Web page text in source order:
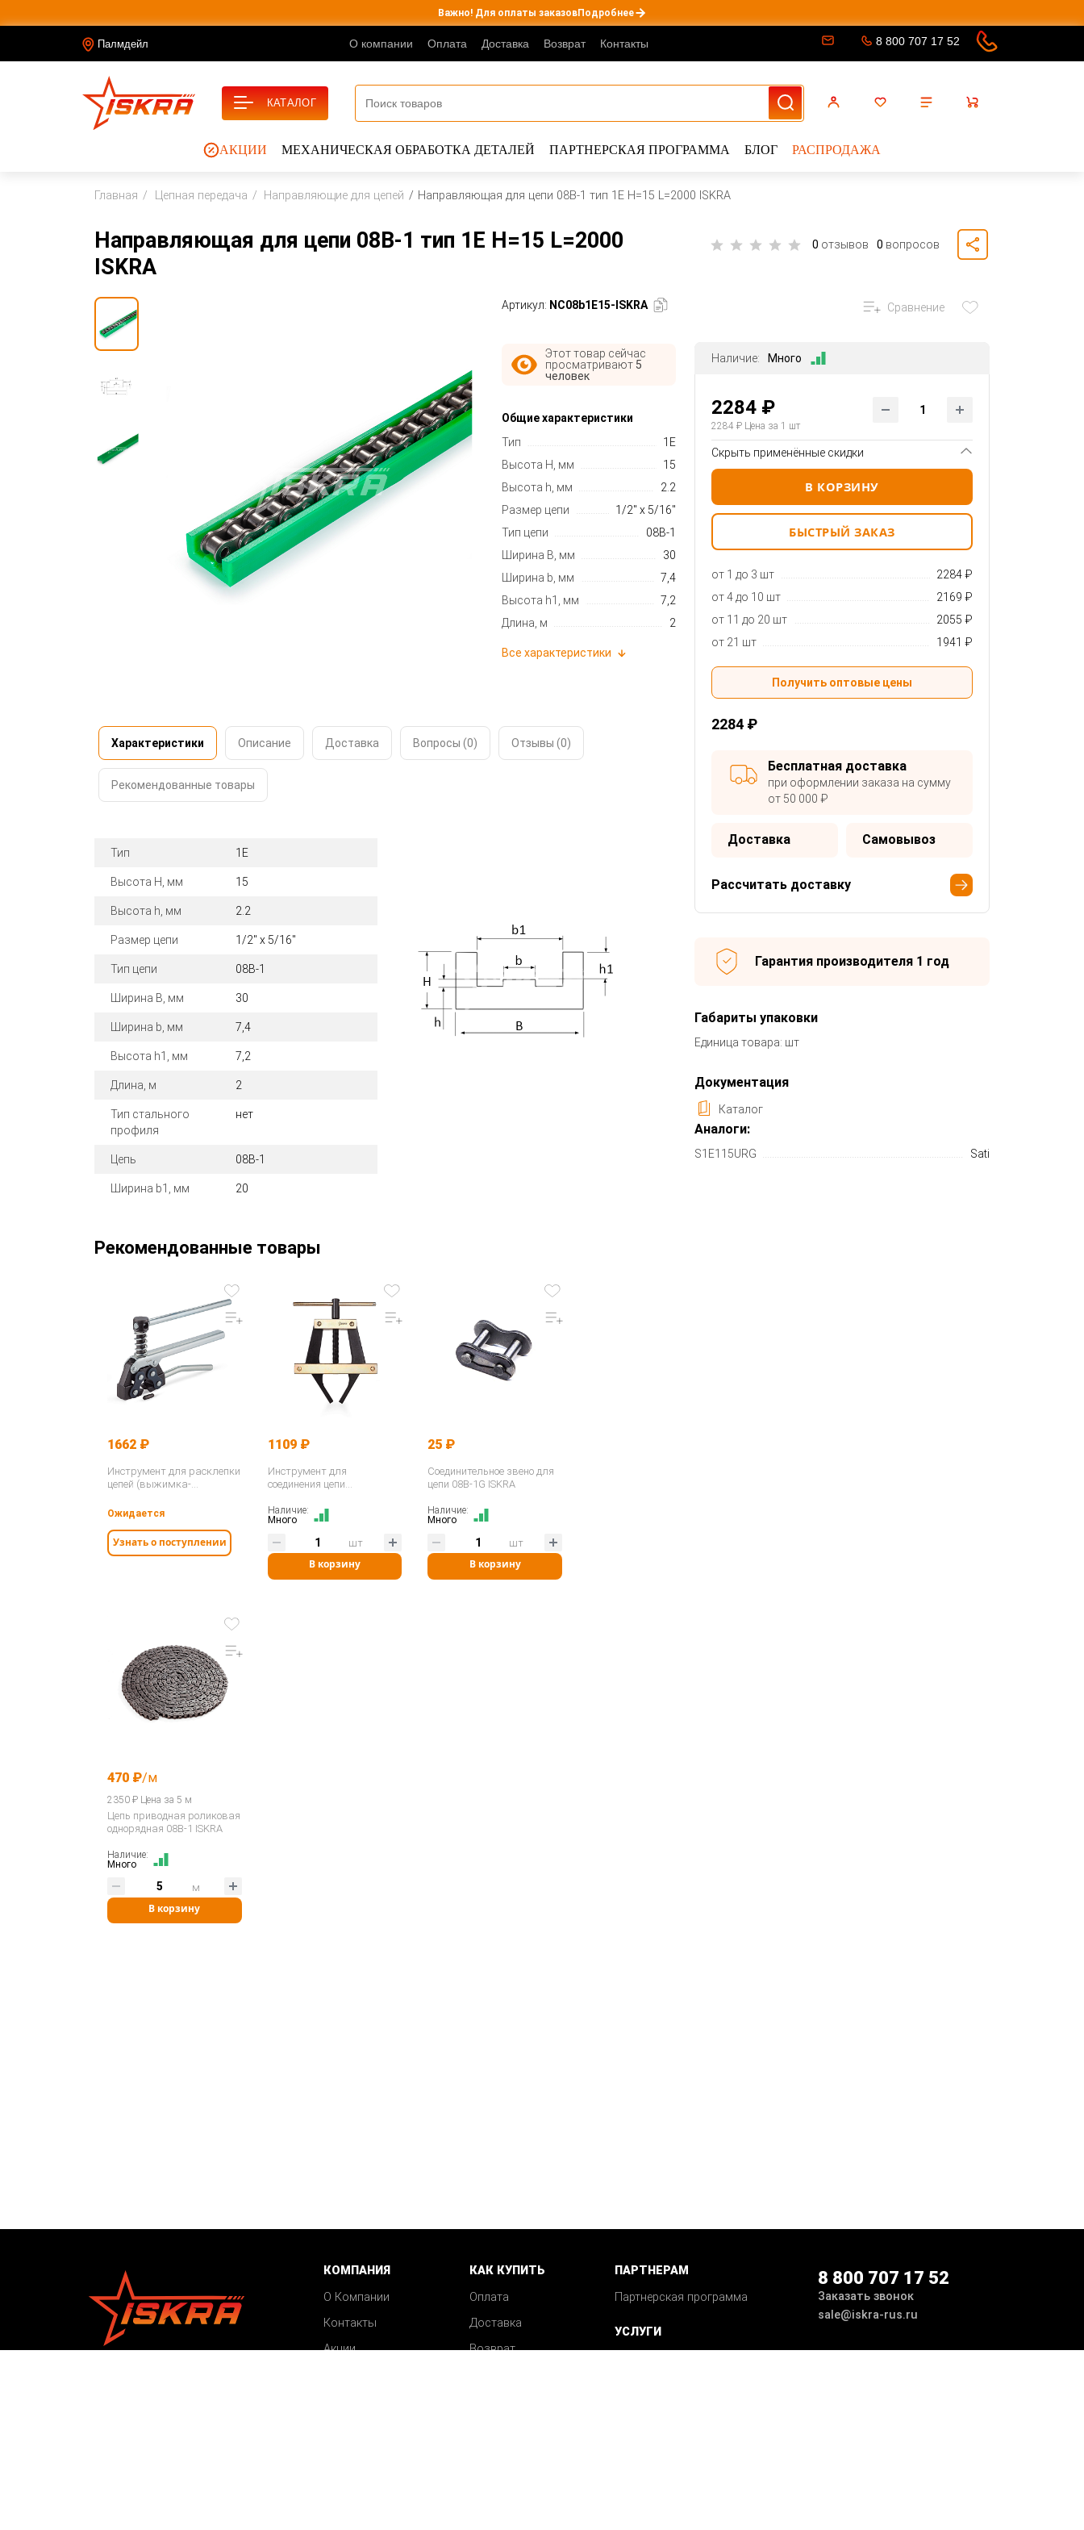
Важно! Для оплаты заказовПодробнее
Палмдейл О компании Оплата Доставка Возврат Контакты 8 800 707 17 52
АКЦИИ МЕХАНИЧЕСКАЯ ОБРАБОТКА ДЕТАЛЕЙ ПАРТНЕРСКАЯ ПРОГРАММА БЛОГ РАСПРОДАЖА
КАТАЛОГ
Главная Цепная передача Направляющие для цепей Направляющая для цепи 08B-1 тип 1E H=15 L=2000 ISKRA
Направляющая для цепи 08B-1 тип 1E H=15 L=2000
ISKRA
0 отзывов 0 вопросов
Артикул: NC08b1E15-ISKRA
Этот товар сейчас
просматривают 5
человек
Общие характеристики
Тип
1E
Высота H, мм
15
Высота h, мм
2.2
Размер цепи
1/2" x 5/16"
Тип цепи
08B-1
Ширина B, мм
30
Ширина b, мм
7,4
Высота h1, мм
7,2
Длина, м
2
Все характеристики
Характеристики Описание Доставка Вопросы (0) Отзывы (0)
Рекомендованные товары
Тип 1E
Высота H, мм 15
Высота h, мм 2.2
Размер цепи 1/2" x 5/16"
Тип цепи 08B-1
Ширина B, мм 30
Ширина b, мм 7,4
Высота h1, мм 7,2
Длина, м 2
Тип стального
профиля
нет
Цепь 08B-1
Ширина b1, мм 20
Сравнение
Наличие: Много
2284 ₽
2284 ₽Цена за 1 шт
Скрыть применённые скидки
В КОРЗИНУ
БЫСТРЫЙ ЗАКАЗ
от 1 до 3 шт
2284 ₽
от 4 до 10 шт
2169 ₽
от 11 до 20 шт
2055 ₽
от 21 шт
1941 ₽
Получить оптовые цены
2284 ₽
Бесплатная доставка
при оформлении заказа на сумму
от 50 000 ₽
Доставка Самовывоз
Рассчитать доставку
Гарантия производителя 1 год
Габариты упаковки
Единица товара: шт
Документация
Каталог
Аналоги:
S1E115URG Sati
Рекомендованные товары
1662 ₽
Инструмент для расклепки
цепей (выжимка-
ANSI 25-60 / 208-212…
Ожидается
Узнать о поступлении
1109 ₽
Инструмент для
соединения цепи
12B / ASA ANSI 35-60
400035…
Наличие:
Много
В корзину
шт
25 ₽
Соединительное звено для
цепи 08B-1G ISKRA
Наличие:
Много
В корзину
шт
470 ₽/м
2350 ₽ Цена за 5 м
Цепь приводная роликовая
однорядная 08B-1 ISKRA
Наличие:
Много
В корзину
м
КОМПАНИЯ
О Компании
Контакты
Акции
КАК КУПИТЬ
Оплата
Доставка
Возврат
ПАРТНЕРАМ
Партнерская программа
УСЛУГИ
8 800 707 17 52
Заказать звонок
sale@iskra-rus.ru